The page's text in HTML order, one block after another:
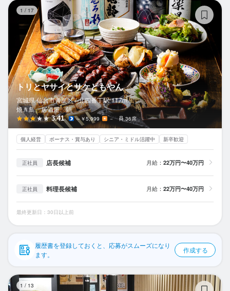
閲覧履歴
気になる求人
検索履歴・保存した条件
応募履歴
WEB履歴書
スカウト・メルマガ受信設定
ヘルプ・お問い合わせフォーム
掲載をご検討の店舗様へ
食べログ求人PRESS
プライバシーポリシー
利用規約
企業情報
1 / 17
トリとヤサイとサケともやん
宮城県 仙台市青葉区 / 北四番丁駅 117m
焼き鳥、居酒屋、鍋
3.41 ～￥5,999 － 36席
個人経営 ボーナス・賞与あり シニア・ミドル活躍中 新卒歓迎
正社員 店長候補 月給： 22万円〜40万円
正社員 料理長候補 月給： 22万円〜40万円
最終更新日：30日以上前
履歴書を登録しておくと、応募がスムーズになり
ます。
作成する
1 / 13